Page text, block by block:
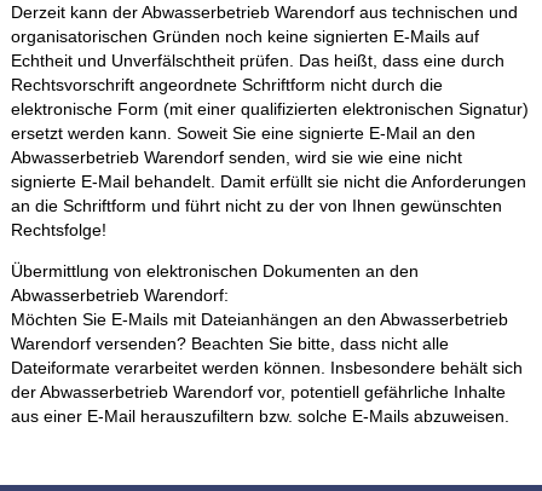
Derzeit kann der Abwasserbetrieb Warendorf aus technischen und
organisatorischen Gründen noch keine signierten E-Mails auf
Echtheit und Unverfälschtheit prüfen. Das heißt, dass eine durch
Rechtsvorschrift angeordnete Schriftform nicht durch die
elektronische Form (mit einer qualifizierten elektronischen Signatur)
ersetzt werden kann. Soweit Sie eine signierte E-Mail an den
Abwasserbetrieb Warendorf senden, wird sie wie eine nicht
signierte E-Mail behandelt. Damit erfüllt sie nicht die Anforderungen
an die Schriftform und führt nicht zu der von Ihnen gewünschten
Rechtsfolge!
Übermittlung von elektronischen Dokumenten an den
Abwasserbetrieb Warendorf:
Möchten Sie E-Mails mit Dateianhängen an den Abwasserbetrieb
Warendorf versenden? Beachten Sie bitte, dass nicht alle
Dateiformate verarbeitet werden können. Insbesondere behält sich
der Abwasserbetrieb Warendorf vor, potentiell gefährliche Inhalte
aus einer E-Mail herauszufiltern bzw. solche E-Mails abzuweisen.